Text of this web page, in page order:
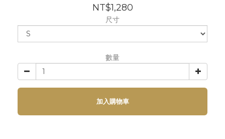
NT$1,280
尺寸
數量
加入購物車